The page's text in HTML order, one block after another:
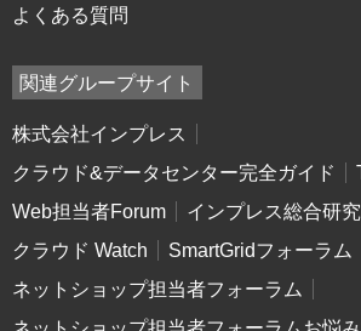
よくある質問
関連グループサイト
株式会社インプレス
クラウド&データセンター完全ガイド
Web担当者Forum
インプレス総合研
クラウド Watch
SmartGridフォーラム
ネットショップ担当者フォーラム